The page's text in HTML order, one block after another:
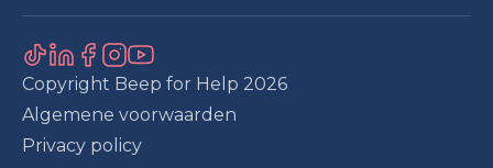
Copyright Beep for Help 2026
Algemene voorwaarden
Privacy policy